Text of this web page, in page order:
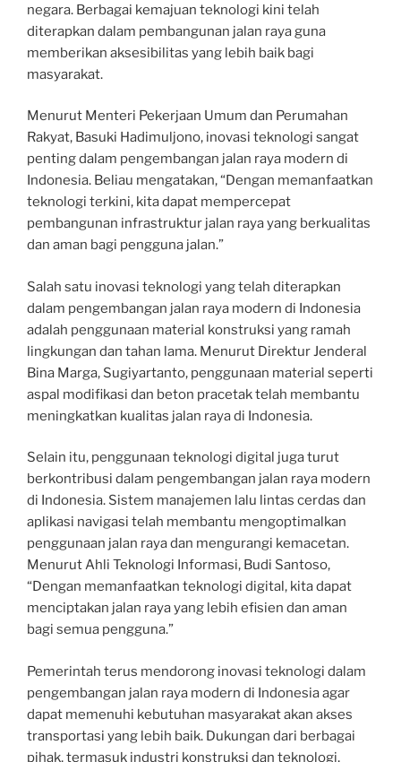
negara. Berbagai kemajuan teknologi kini telah
diterapkan dalam pembangunan jalan raya guna
memberikan aksesibilitas yang lebih baik bagi
masyarakat.
Menurut Menteri Pekerjaan Umum dan Perumahan
Rakyat, Basuki Hadimuljono, inovasi teknologi sangat
penting dalam pengembangan jalan raya modern di
Indonesia. Beliau mengatakan, “Dengan memanfaatkan
teknologi terkini, kita dapat mempercepat
pembangunan infrastruktur jalan raya yang berkualitas
dan aman bagi pengguna jalan.”
Salah satu inovasi teknologi yang telah diterapkan
dalam pengembangan jalan raya modern di Indonesia
adalah penggunaan material konstruksi yang ramah
lingkungan dan tahan lama. Menurut Direktur Jenderal
Bina Marga, Sugiyartanto, penggunaan material seperti
aspal modifikasi dan beton pracetak telah membantu
meningkatkan kualitas jalan raya di Indonesia.
Selain itu, penggunaan teknologi digital juga turut
berkontribusi dalam pengembangan jalan raya modern
di Indonesia. Sistem manajemen lalu lintas cerdas dan
aplikasi navigasi telah membantu mengoptimalkan
penggunaan jalan raya dan mengurangi kemacetan.
Menurut Ahli Teknologi Informasi, Budi Santoso,
“Dengan memanfaatkan teknologi digital, kita dapat
menciptakan jalan raya yang lebih efisien dan aman
bagi semua pengguna.”
Pemerintah terus mendorong inovasi teknologi dalam
pengembangan jalan raya modern di Indonesia agar
dapat memenuhi kebutuhan masyarakat akan akses
transportasi yang lebih baik. Dukungan dari berbagai
pihak, termasuk industri konstruksi dan teknologi,